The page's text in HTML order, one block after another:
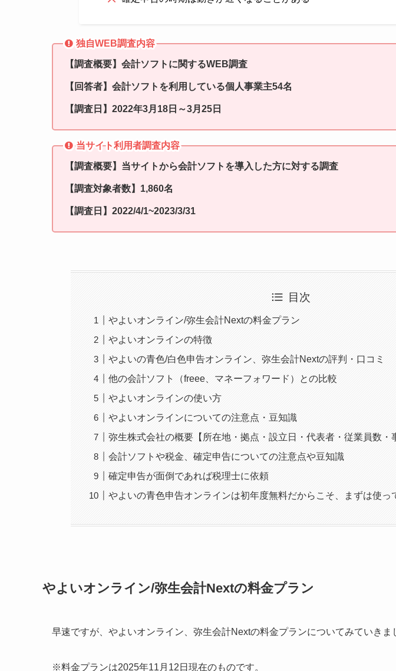
独自WEB調査内容
【調査概要】会計ソフトに関するWEB調査
【回答者】会計ソフトを利用している個人事業主54名
【調査日】2022年3月18日～3月25日
当サイト利用者調査内容
【調査概要】当サイトから会計ソフトを導入した方に対する調査
【調査対象者数】1,860名
【調査日】2022/4/1~2023/3/31
目次
やよいオンライン/弥生会計Nextの料金プラン
やよいオンラインの特徴
やよいの青色/白色申告オンライン、弥生会計Nextの評判・口コミ
他の会計ソフト（freee、マネーフォワード）との比較
やよいオンラインの使い方
やよいオンラインについての注意点・豆知識
弥生株式会社の概要【所在地・拠点・設立日・代表者・従業員数・
会計ソフトや税金、確定申告についての注意点や豆知識
確定申告が面倒であれば税理士に依頼
やよいの青色申告オンラインは初年度無料だからこそ、まずは使っ
やよいオンライン/弥生会計Nextの料金プラン
早速ですが、やよいオンライン、弥生会計Nextの料金プランについてみていきま
※料金プランは2025年11月12日現在のものです。